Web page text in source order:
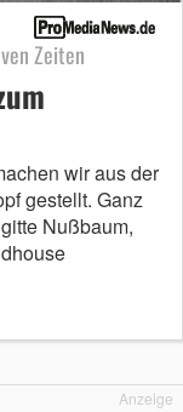
Zeiten
wir aus der
gestellt. Ganz
Nußbaum,
Anzeige